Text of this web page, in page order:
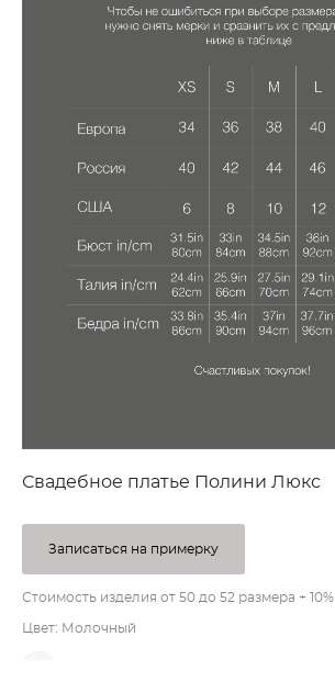
Свадебное платье Полини Люкс
Записаться на примерку
Стоимость изделия от 50 до 52 размера + 10%
Цвет: Молочный